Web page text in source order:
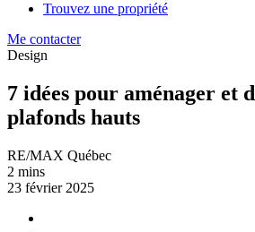
Trouvez une propriété
Me contacter
Design
7 idées pour aménager et
plafonds hauts
RE/MAX Québec
2 mins
23 février 2025